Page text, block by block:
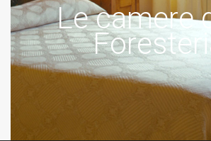
STORIA
DINTORNI
CASALI
Le camere
Le camere